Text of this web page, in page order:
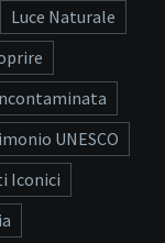
Luce Naturale
UNESCO
Iconici